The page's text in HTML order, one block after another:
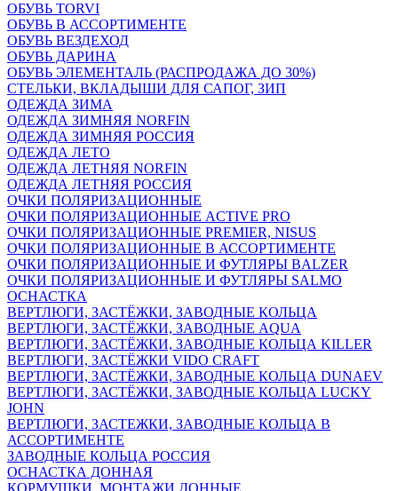
ОБУВЬ TORVI
ОБУВЬ В АССОРТИМЕНТЕ
ОБУВЬ ВЕЗДЕХОД
ОБУВЬ ДАРИНА
ОБУВЬ ЭЛЕМЕНТАЛЬ (РАСПРОДАЖА ДО 30%)
СТЕЛЬКИ, ВКЛАДЫШИ ДЛЯ САПОГ, ЗИП
ОДЕЖДА ЗИМА
ОДЕЖДА ЗИМНЯЯ NORFIN
ОДЕЖДА ЗИМНЯЯ РОССИЯ
ОДЕЖДА ЛЕТО
ОДЕЖДА ЛЕТНЯЯ NORFIN
ОДЕЖДА ЛЕТНЯЯ РОССИЯ
ОЧКИ ПОЛЯРИЗАЦИОННЫЕ
ОЧКИ ПОЛЯРИЗАЦИОННЫЕ ACTIVE PRO
ОЧКИ ПОЛЯРИЗАЦИОННЫЕ PREMIER, NISUS
ОЧКИ ПОЛЯРИЗАЦИОННЫЕ В АССОРТИМЕНТЕ
ОЧКИ ПОЛЯРИЗАЦИОННЫЕ И ФУТЛЯРЫ BALZER
ОЧКИ ПОЛЯРИЗАЦИОННЫЕ И ФУТЛЯРЫ SALMO
ОСНАСТКА
ВЕРТЛЮГИ, ЗАСТЁЖКИ, ЗАВОДНЫЕ КОЛЬЦА
ВЕРТЛЮГИ, ЗАСТЁЖКИ, ЗАВОДНЫЕ AQUA
ВЕРТЛЮГИ, ЗАСТЁЖКИ, ЗАВОДНЫЕ КОЛЬЦА KILLER
ВЕРТЛЮГИ, ЗАСТЁЖКИ VIDO CRAFT
ВЕРТЛЮГИ, ЗАСТЁЖКИ, ЗАВОДНЫЕ КОЛЬЦА DUNAEV
ВЕРТЛЮГИ, ЗАСТЁЖКИ, ЗАВОДНЫЕ КОЛЬЦА LUCKY
JOHN
ВЕРТЛЮГИ, ЗАСТЕЖКИ, ЗАВОДНЫЕ КОЛЬЦА В
АССОРТИМЕНТЕ
ЗАВОДНЫЕ КОЛЬЦА РОССИЯ
ОСНАСТКА ДОННАЯ
КОРМУШКИ, МОНТАЖИ ДОННЫЕ